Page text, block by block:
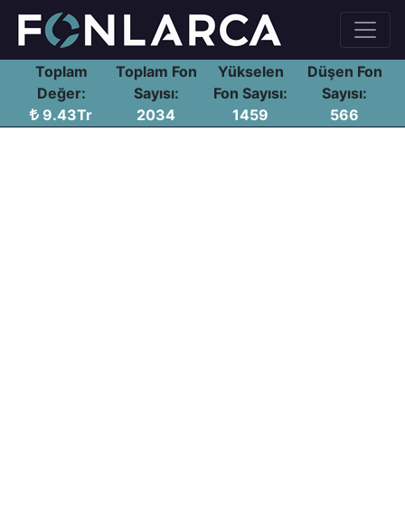
Toplam
Değer:
9.43Tr
Toplam Fon
Sayısı:
2034
Yükselen
Fon Sayısı:
1459
Düşen Fon
Sayısı:
566